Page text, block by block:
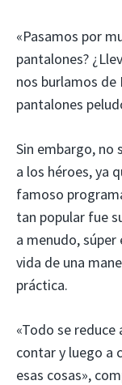
«Pasamos por
pantalones?
nos burlamos de
pantalones
Sin embargo, no
a los héroes, ya
famoso
tan popular fue
a menudo,
vida de una
práctica.
«Todo se
contar y luego a
esas cosas»,